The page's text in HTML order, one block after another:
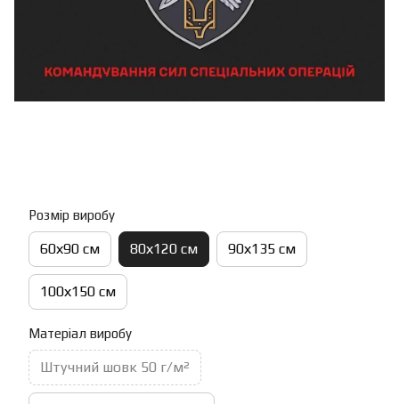
Розмір виробу
60х90 см 80х120 см 90х135 см
100х150 см
Матеріал виробу
Штучний шовк 50 г/м²